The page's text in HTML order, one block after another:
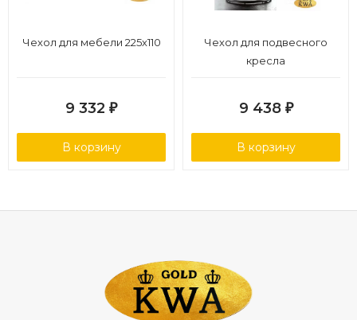
Чехол для мебели 225х110
9 332 ₽
В корзину
Чехол для подвесного
кресла
9 438 ₽
В корзину